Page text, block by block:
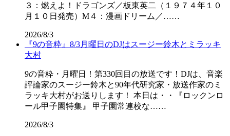
３：燃えよ！ドラゴンズ／板東英二（１９７４年１０
月１０日発売）M４：漫画ドリーム／……
2026/8/3
『9の音粋』8/3月曜日のDJはスージー鈴木とミラッキ
大村
9の音粋・月曜日！第330回目の放送です！DJは、音楽
評論家のスージー鈴木と90年代研究家・放送作家のミ
ラッキ大村がお送りします！ 本日は・・『ロックンロ
ール甲子園特集』 甲子園常連校な……
2026/8/3